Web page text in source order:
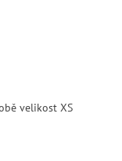
velikost XS